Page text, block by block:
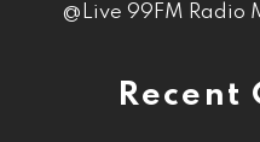
@Live 99FM Radio
Recent